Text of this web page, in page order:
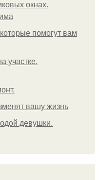
окнах.
помогут вам
участке.
вашу жизнь
девушки.